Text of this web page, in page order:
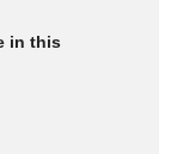
in this